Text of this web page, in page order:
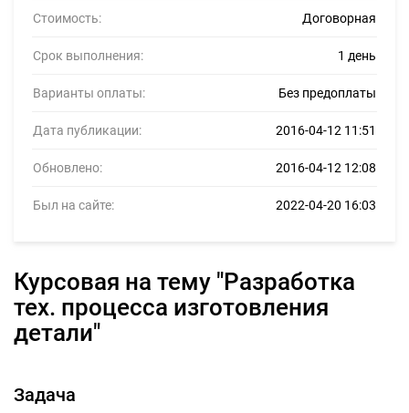
Стоимость: Договорная
Срок выполнения: 1 день
Варианты оплаты: Без предоплаты
Дата публикации: 2016-04-12 11:51
Обновлено: 2016-04-12 12:08
Был на сайте: 2022-04-20 16:03
курсовая на тему "Разработка
тех. процесса изготовления
детали"
Задача